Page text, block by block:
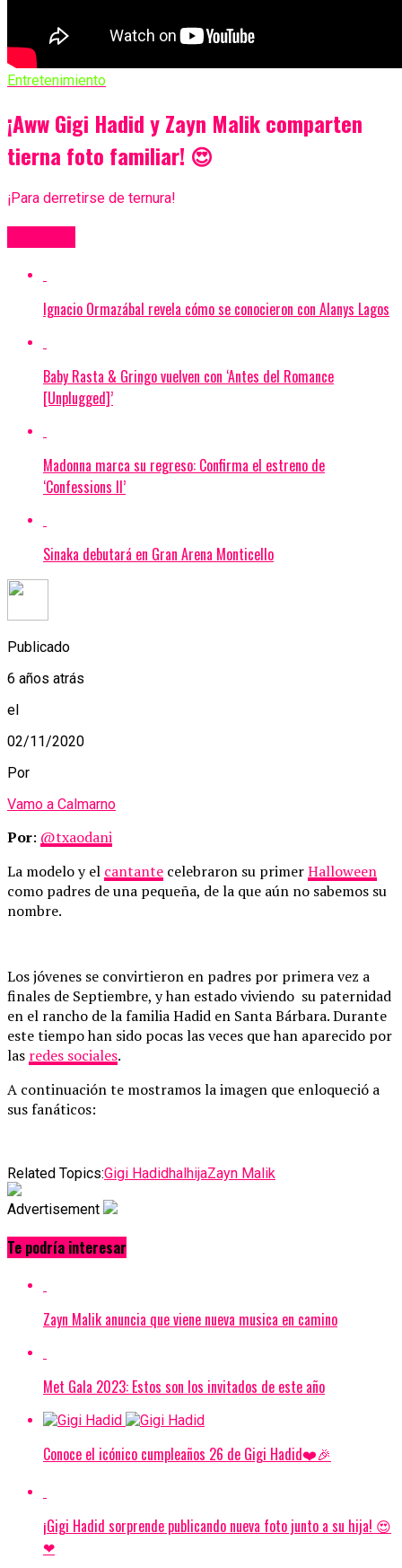
Entretenimiento
¡Aww Gigi Hadid y Zayn Malik comparten
tierna foto familiar! 😍
¡Para derretirse de ternura!
Ignacio Ormazábal revela cómo se conocieron con Alanys Lagos
Baby Rasta & Gringo vuelven con ‘Antes del Romance
[Unplugged]’
Madonna marca su regreso: Confirma el estreno de
‘Confessions II’
Sinaka debutará en Gran Arena Monticello
Publicado
6 años atrás
el
02/11/2020
Por
Vamo a Calmarno
Por: @txaodani
La modelo y el cantante celebraron su primerHalloween
como padres de una pequeña, de la que aún no sabemos su
nombre.
Los jóvenes se convirtieron en padres por primera vez a
finales de Septiembre, y han estado viviendo su paternidad
en el rancho de la familia Hadid en Santa Bárbara. Durante
este tiempo han sido pocas las veces que han aparecido por
las redes sociales.
A continuación te mostramos la imagen que enloqueció a
sus fanáticos:
Related Topics:Gigi HadidhalhijaZayn Malik
Advertisement
Te podría interesar
Zayn Malik anuncia que viene nueva musica en camino
Met Gala 2023: Estos son los invitados de este año
Conoce el icónico cumpleaños 26 de Gigi Hadid❤️🎉
¡Gigi Hadid sorprende publicando nueva foto junto a su hija! 😍
❤